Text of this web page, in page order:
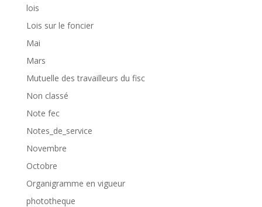
lois
Lois sur le foncier
Mai
Mars
Mutuelle des travailleurs du fisc
Non classé
Note fec
Notes_de_service
Novembre
Octobre
Organigramme en vigueur
phototheque